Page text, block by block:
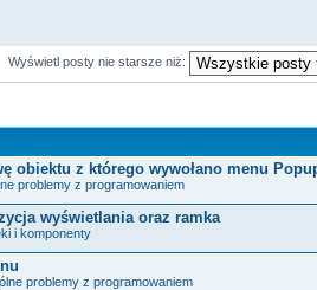
Wyświetl posty nie starsze niż:
obiektu z którego wywołano menu
problemy z programowaniem
wyświetlania oraz ramka
i komponenty
problemy z programowaniem